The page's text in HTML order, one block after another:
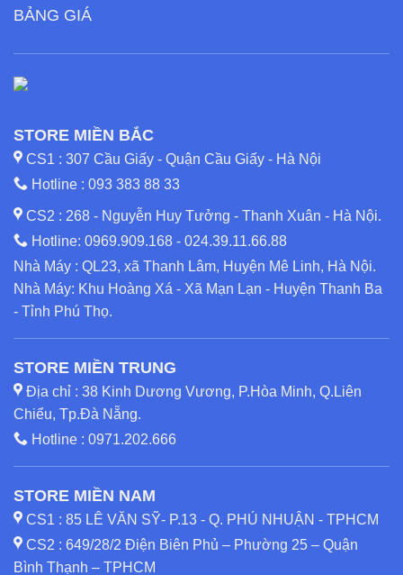
BẢNG GIÁ
STORE MIỀN BẮC
CS1 : 307 Cầu Giấy - Quận Cầu Giấy - Hà Nội
Hotline : 093 383 88 33
CS2 : 268 - Nguyễn Huy Tưởng - Thanh Xuân - Hà Nội.
Hotline: 0969.909.168 - 024.39.11.66.88
Nhà Máy : QL23, xã Thanh Lâm, Huyện Mê Linh, Hà Nội.
Nhà Máy: Khu Hoàng Xá - Xã Mạn Lạn - Huyện Thanh Ba
- Tỉnh Phú Thọ.
STORE MIỀN TRUNG
Địa chỉ : 38 Kinh Dương Vương, P.Hòa Minh, Q.Liên
Chiểu, Tp.Đà Nẵng.
Hotline : 0971.202.666
STORE MIỀN NAM
CS1 : 85 LÊ VĂN SỸ- P.13 - Q. PHÚ NHUẬN - TPHCM
CS2 : 649/28/2 Điện Biên Phủ – Phường 25 – Quận
Bình Thạnh – TPHCM